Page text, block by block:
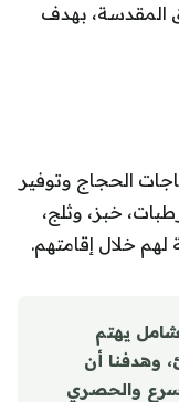
المقدسة، بهدف
الحجاج وتوفير
خبز، وثلج،
خلال إقامتهم.
يهتم
وهدفنا أن
والحصري